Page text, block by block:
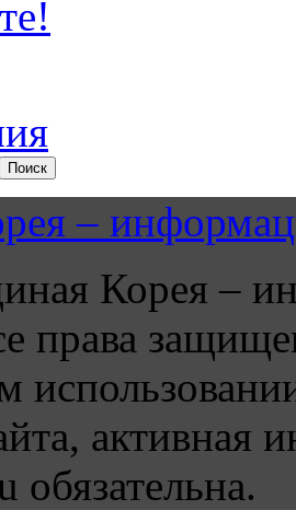
–
Корея –
права
активная
обязательна.